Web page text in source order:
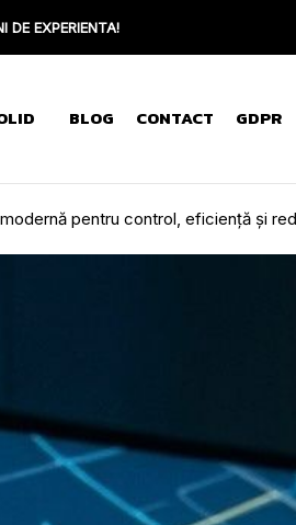
DE EXPERIENTA!
BLOG CONTACT GDPR
pentru control, eficiență și